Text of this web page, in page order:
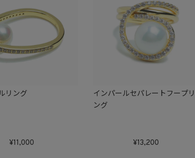
リング
11,000
インパールセパレートフープリ
ング
13,200